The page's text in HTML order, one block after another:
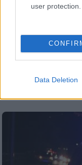
user protection.
Data Deletion
Aπόκοσμο
αμμοθύελλα
Τα τοπικά
ένας
δέντρο κατά